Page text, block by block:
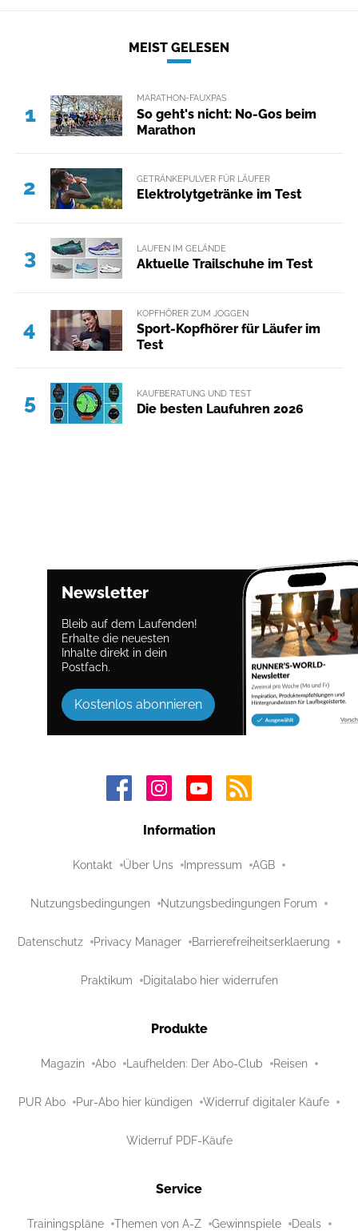
MEIST GELESEN
1
MARATHON-FAUXPAS
So geht's nicht: No-Gos beim
Marathon
2 GETRÄNKEPULVER FÜR LÄUFER
Elektrolytgetränke im Test
3 LAUFEN IM GELÄNDE
Aktuelle Trailschuhe im Test
4
KOPFHÖRER ZUM JOGGEN
Sport-Kopfhörer für Läufer im
Test
5 KAUFBERATUNG UND TEST
Die besten Laufuhren 2026
Newsletter
Bleib auf dem Laufenden!
Erhalte die neuesten
Inhalte direkt in dein
Postfach.
Kostenlos abonnieren
Information
Kontakt Über Uns Impressum AGB
Nutzungsbedingungen Nutzungsbedingungen Forum
Datenschutz Privacy Manager Barrierefreiheitserklaerung
Praktikum Digitalabo hier widerrufen
Produkte
Magazin Abo Laufhelden: Der Abo-Club Reisen
PUR Abo Pur-Abo hier kündigen Widerruf digitaler Käufe
Widerruf PDF-Käufe
Service
Trainingspläne Themen von A-Z Gewinnspiele Deals